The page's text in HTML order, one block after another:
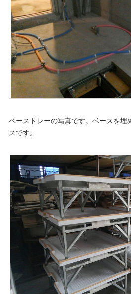
ベーストレーの写真です。ベースを埋
スです。